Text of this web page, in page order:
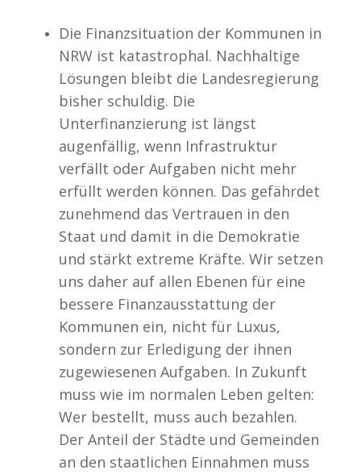
Die Finanzsituation der Kommunen in
NRW ist katastrophal. Nachhaltige
Lösungen bleibt die Landesregierung
bisher schuldig. Die
Unterfinanzierung ist längst
augenfällig, wenn Infrastruktur
verfällt oder Aufgaben nicht mehr
erfüllt werden können. Das gefährdet
zunehmend das Vertrauen in den
Staat und damit in die Demokratie
und stärkt extreme Kräfte. Wir setzen
uns daher auf allen Ebenen für eine
bessere Finanzausstattung der
Kommunen ein, nicht für Luxus,
sondern zur Erledigung der ihnen
zugewiesenen Aufgaben. In Zukunft
muss wie im normalen Leben gelten:
Wer bestellt, muss auch bezahlen.
Der Anteil der Städte und Gemeinden
an den staatlichen Einnahmen muss